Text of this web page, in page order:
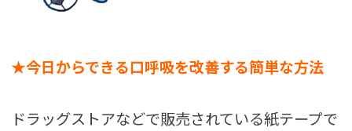
★今日からできる口呼吸を改善する簡単な方法
ドラッグストアなどで販売されている紙テープで